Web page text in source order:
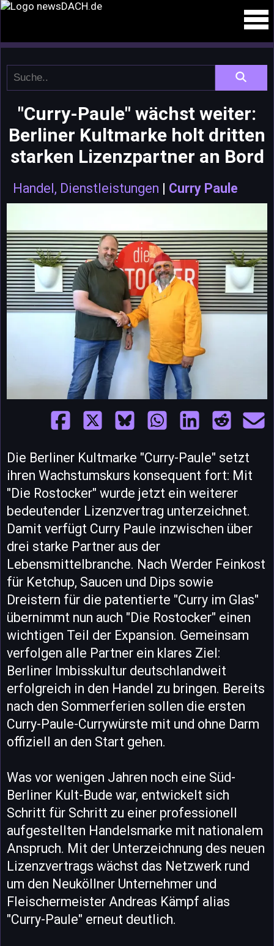
"Curry-Paule" wächst weiter:
Berliner Kultmarke holt dritten
starken Lizenzpartner an Bord
Handel, Dienstleistungen | Curry Paule
Die Berliner Kultmarke "Curry-Paule" setzt
ihren Wachstumskurs konsequent fort: Mit
"Die Rostocker" wurde jetzt ein weiterer
bedeutender Lizenzvertrag unterzeichnet.
Damit verfügt Curry Paule inzwischen über
drei starke Partner aus der
Lebensmittelbranche. Nach Werder Feinkost
für Ketchup, Saucen und Dips sowie
Dreistern für die patentierte "Curry im Glas"
übernimmt nun auch "Die Rostocker" einen
wichtigen Teil der Expansion. Gemeinsam
verfolgen alle Partner ein klares Ziel:
Berliner Imbisskultur deutschlandweit
erfolgreich in den Handel zu bringen. Bereits
nach den Sommerferien sollen die ersten
Curry-Paule-Currywürste mit und ohne Darm
offiziell an den Start gehen.
Was vor wenigen Jahren noch eine Süd-
Berliner Kult-Bude war, entwickelt sich
Schritt für Schritt zu einer professionell
aufgestellten Handelsmarke mit nationalem
Anspruch. Mit der Unterzeichnung des neuen
Lizenzvertrags wächst das Netzwerk rund
um den Neuköllner Unternehmer und
Fleischermeister Andreas Kämpf alias
"Curry-Paule" erneut deutlich.